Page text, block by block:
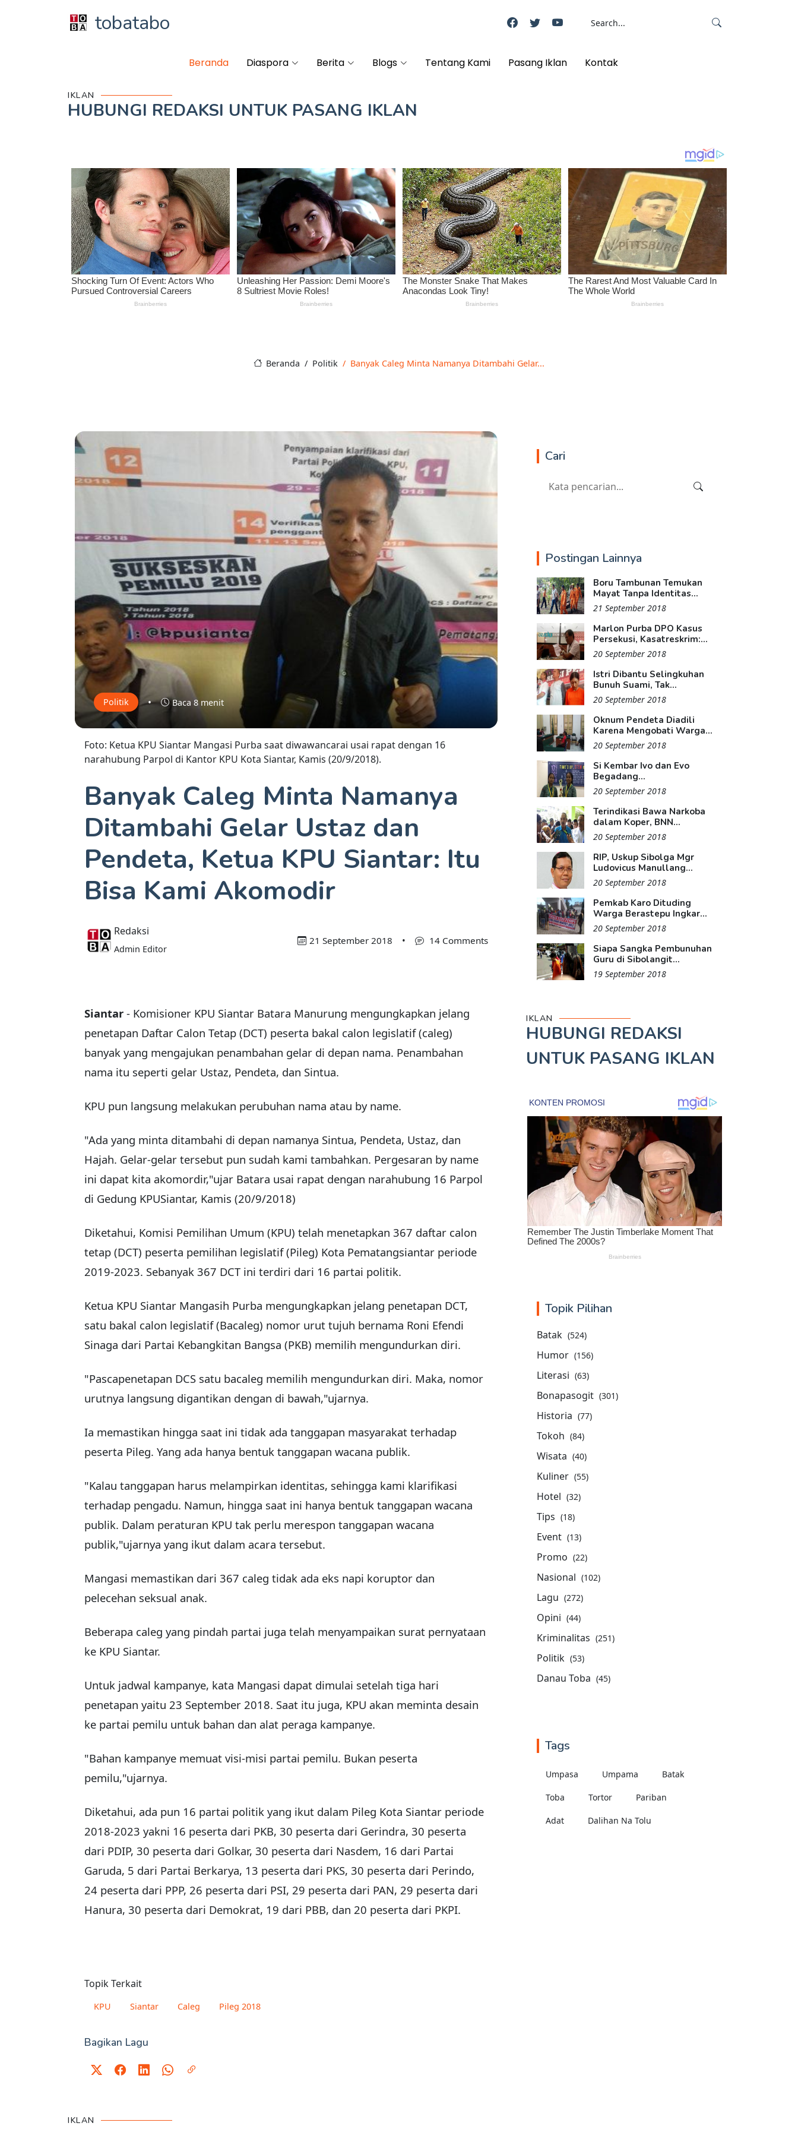
tobatabo
Beranda Diaspora Berita Blogs Tentang Kami Pasang Iklan Kontak
IKLAN
HUBUNGI REDAKSI UNTUK PASANG IKLAN
Beranda Politik Banyak Caleg Minta Namanya Ditambahi Gelar...
Politik • Baca 8 menit
Foto: Ketua KPU Siantar Mangasi Purba saat diwawancarai usai rapat dengan 16
narahubung Parpol di Kantor KPU Kota Siantar, Kamis (20/9/2018).
Banyak Caleg Minta Namanya
Ditambahi Gelar Ustaz dan
Pendeta, Ketua KPU Siantar: Itu
Bisa Kami Akomodir
Redaksi
Admin Editor
21 September 2018 • 14 Comments
Siantar - Komisioner KPU Siantar Batara Manurung mengungkapkan jelang
penetapan Daftar Calon Tetap (DCT) peserta bakal calon legislatif (caleg)
banyak yang mengajukan penambahan gelar di depan nama. Penambahan
nama itu seperti gelar Ustaz, Pendeta, dan Sintua.
KPU pun langsung melakukan perubuhan nama atau by name.
"Ada yang minta ditambahi di depan namanya Sintua, Pendeta, Ustaz, dan
Hajah. Gelar-gelar tersebut pun sudah kami tambahkan. Pergesaran by name
ini dapat kita akomordir,"ujar Batara usai rapat dengan narahubung 16 Parpol
di Gedung KPUSiantar, Kamis (20/9/2018)
Diketahui, Komisi Pemilihan Umum (KPU) telah menetapkan 367 daftar calon
tetap (DCT) peserta pemilihan legislatif (Pileg) Kota Pematangsiantar periode
2019-2023. Sebanyak 367 DCT ini terdiri dari 16 partai politik.
Ketua KPU Siantar Mangasih Purba mengungkapkan jelang penetapan DCT,
satu bakal calon legislatif (Bacaleg) nomor urut tujuh bernama Roni Efendi
Sinaga dari Partai Kebangkitan Bangsa (PKB) memilih mengundurkan diri.
"Pascapenetapan DCS satu bacaleg memilih mengundurkan diri. Maka, nomor
urutnya langsung digantikan dengan di bawah,"ujarnya.
Ia memastikan hingga saat ini tidak ada tanggapan masyarakat terhadap
peserta Pileg. Yang ada hanya bentuk tanggapan wacana publik.
"Kalau tanggapan harus melampirkan identitas, sehingga kami klarifikasi
terhadap pengadu. Namun, hingga saat ini hanya bentuk tanggapan wacana
publik. Dalam peraturan KPU tak perlu merespon tanggapan wacana
publik,"ujarnya yang ikut dalam acara tersebut.
Mangasi memastikan dari 367 caleg tidak ada eks napi koruptor dan
pelecehan seksual anak.
Beberapa caleg yang pindah partai juga telah menyampaikan surat pernyataan
ke KPU Siantar.
Untuk jadwal kampanye, kata Mangasi dapat dimulai setelah tiga hari
penetapan yaitu 23 September 2018. Saat itu juga, KPU akan meminta desain
ke partai pemilu untuk bahan dan alat peraga kampanye.
"Bahan kampanye memuat visi-misi partai pemilu. Bukan peserta
pemilu,"ujarnya.
Diketahui, ada pun 16 partai politik yang ikut dalam Pileg Kota Siantar periode
2018-2023 yakni 16 peserta dari PKB, 30 peserta dari Gerindra, 30 peserta
dari PDIP, 30 peserta dari Golkar, 30 peserta dari Nasdem, 16 dari Partai
Garuda, 5 dari Partai Berkarya, 13 peserta dari PKS, 30 peserta dari Perindo,
24 peserta dari PPP, 26 peserta dari PSI, 29 peserta dari PAN, 29 peserta dari
Hanura, 30 peserta dari Demokrat, 19 dari PBB, dan 20 peserta dari PKPI.
Topik Terkait
KPU Siantar Caleg Pileg 2018
Bagikan Lagu
Cari
Postingan Lainnya
Boru Tambunan Temukan
Mayat Tanpa Identitas...
21 September 2018
Marlon Purba DPO Kasus
Persekusi, Kasatreskrim:...
20 September 2018
Istri Dibantu Selingkuhan
Bunuh Suami, Tak...
20 September 2018
Oknum Pendeta Diadili
Karena Mengobati Warga...
20 September 2018
Si Kembar Ivo dan Evo
Begadang...
20 September 2018
Terindikasi Bawa Narkoba
dalam Koper, BNN...
20 September 2018
RIP, Uskup Sibolga Mgr
Ludovicus Manullang...
20 September 2018
Pemkab Karo Dituding
Warga Berastepu Ingkar...
20 September 2018
Siapa Sangka Pembunuhan
Guru di Sibolangit...
19 September 2018
IKLAN
HUBUNGI REDAKSI
UNTUK PASANG IKLAN
Topik Pilihan
Batak (524)
Humor (156)
Literasi (63)
Bonapasogit (301)
Historia (77)
Tokoh (84)
Wisata (40)
Kuliner (55)
Hotel (32)
Tips (18)
Event (13)
Promo (22)
Nasional (102)
Lagu (272)
Opini (44)
Kriminalitas (251)
Politik (53)
Danau Toba (45)
Tags
Umpasa Umpama Batak
Toba Tortor Pariban
Adat Dalihan Na Tolu
IKLAN